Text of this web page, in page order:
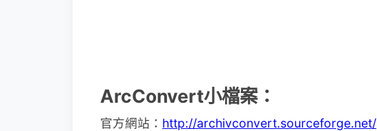
ArcConvert小檔案：
官方網站： http://archivconvert.sourceforge.net/